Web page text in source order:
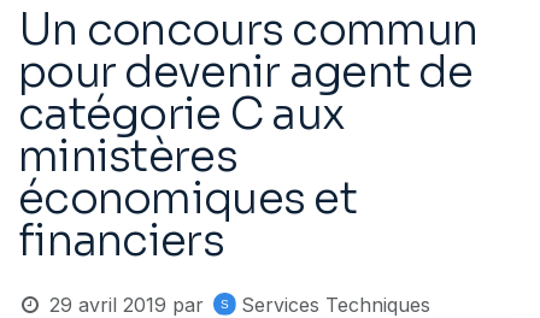
Un concours commun
pour devenir agent de
catégorie C aux
ministères
économiques et
financiers
29 avril 2019 par Services Techniques